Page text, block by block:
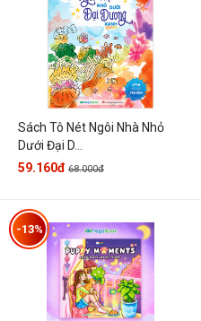
Sách Tô Nét Ngôi Nhà Nhỏ
Dưới Đại D...
59.160đ 68.000đ
-13%